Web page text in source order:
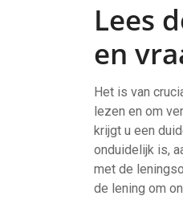
Lees
en
Het is van
lezen en om
krijgt u een
onduidelijk is,
met de
de lening om